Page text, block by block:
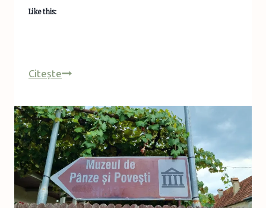
Like this:
CiteșteImpresii
Tabăra
pe
Terra
–
august
2022